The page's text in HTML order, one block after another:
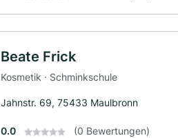
Beate Frick
Kosmetik · Schminkschule
Jahnstr. 69, 75433 Maulbronn
0.0 (0 Bewertungen)